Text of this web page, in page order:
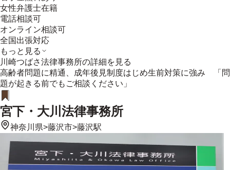
女性弁護士在籍
電話相談可
オンライン相談可
全国出張対応
もっと見る
川崎つばさ法律事務所の詳細を見る
高齢者問題に精通、成年後見制度はじめ生前対策に強み 「問
題が起きる前でもご相談ください」
宮下・大川法律事務所
神奈川県>藤沢市>藤沢駅